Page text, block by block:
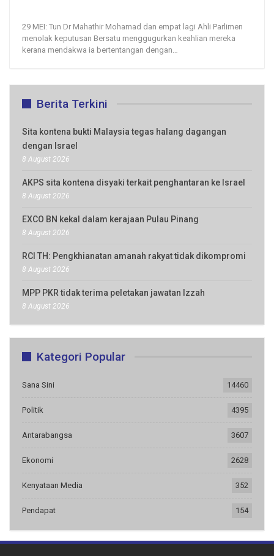
29 MEI: Tun Dr Mahathir Mohamad dan empat lagi Ahli Parlimen
menolak keputusan Bersatu menggugurkan keahlian mereka
kerana mendakwa ia bertentangan dengan
Berita Terkini
Sita kontena bukti Malaysia tegas halang dagangan
dengan Israel
8 August 2026
AKPS sita kontena disyaki terkait penghantaran ke Israel
8 August 2026
EXCO BN kekal dalam kerajaan Pulau Pinang
8 August 2026
RCI TH: Pengkhianatan amanah rakyat tidak dikompromi
8 August 2026
MPP PKR tidak terima peletakan jawatan Izzah
8 August 2026
Kategori Popular
Sana Sini 14460
Politik 4395
Antarabangsa 3607
Ekonomi 2628
Kenyataan Media 352
Pendapat 154